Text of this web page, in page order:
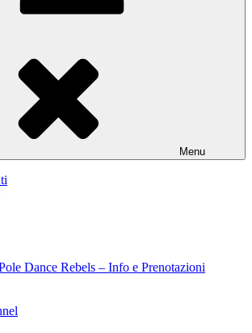
Menu
Dance Rebels – Info e Prenotazioni